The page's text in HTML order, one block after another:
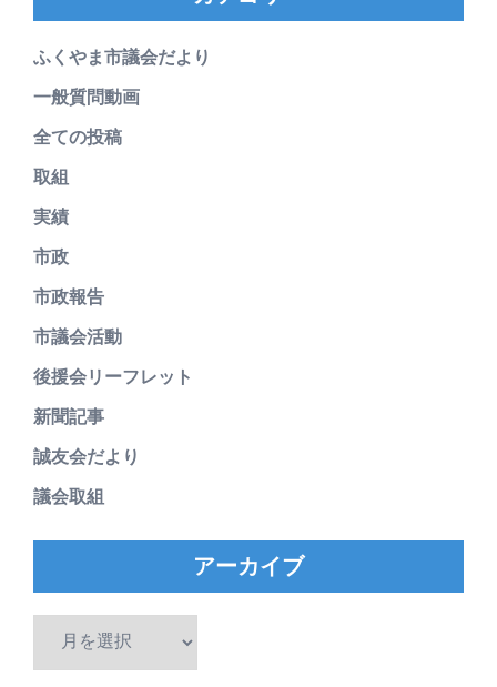
ふくやま市議会だより
一般質問動画
全ての投稿
取組
実績
市政
市政報告
市議会活動
後援会リーフレット
新聞記事
誠友会だより
議会取組
アーカイブ